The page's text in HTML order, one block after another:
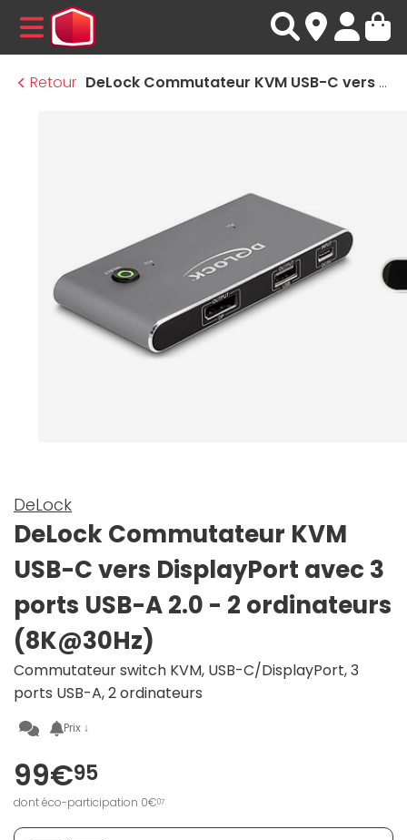
MENU
Retour
DeLock Commutateur KVM USB-C vers DisplayPort avec 3 ports USB-A 2.0 - 2 ordinateurs (8K@30Hz)
DeLock
DeLock Commutateur KVM
USB-C vers DisplayPort avec 3
ports USB-A 2.0 - 2 ordinateurs
(8K@30Hz)
Commutateur switch KVM, USB-C/DisplayPort, 3
ports USB-A, 2 ordinateurs
Prix ↓
99€95
dont éco-participation 0€07